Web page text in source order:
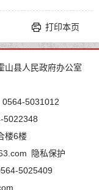
打印本页
山县人民政府办公室
0564-5031012
5022348
楼6楼
隐私保护
5025409